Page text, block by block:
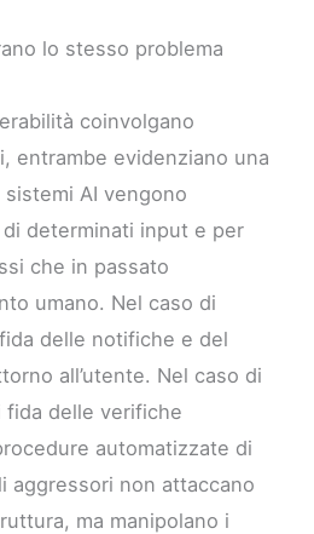
lo stesso problema
coinvolgano
entrambe evidenziano una
AI vengono
determinati input e per
che in passato
umano. Nel caso di
delle notifiche e del
all’utente. Nel caso di
fida delle verifiche
automatizzate di
aggressori non attaccano
ma manipolano i